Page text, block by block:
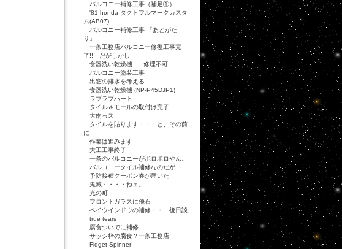
バルコニー補修工事（補足①）
'81 honda タクトフルマークカスタ
ム(AB07)
バルコニー補修工事 「あとがた
り」
一条工務店バルコニー修復工事完
了!! だがしかし
食器洗い乾燥機･･･ 修理不可
バルコニー塗装工事
出窓の排水を考える
食器洗い乾燥機 (NP-P45DJP1)
ラブラブハート
タイル＆モールの取付け完了
大雨っス
タイルを貼ります・・・と、その前
に
作業は進みます
大工工事終了
一条のバルコニーがボロボロやん。
バルコニータイル補修なのだが･･･
予防接種クーポン券が届いた
鬼滅・・・・ねェ。
光の町
フロントガラスに飛石
ベイウインドウの補修・・ 後日談
true tears
腐食ついでに補修
サッシ枠の腐食？一条工務店
Fidget Spinner